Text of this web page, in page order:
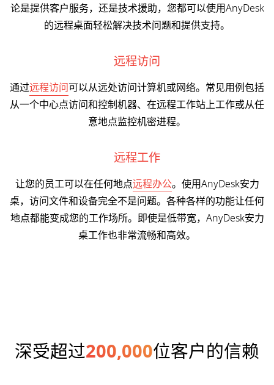
论是提供客户服务，还是技术援助，您都可以使用AnyDesk
的远程桌面轻松解决技术问题和提供支持。
远程访问
通过远程访问可以从远处访问计算机或网络。常见用例包括
从一个中心点访问和控制机器、在远程工作站上工作或从任
意地点监控机密进程。
远程工作
让您的员工可以在任何地点远程办公。使用AnyDesk安力
桌，访问文件和设备完全不是问题。各种各样的功能让任何
地点都能变成您的工作场所。即使是低带宽，AnyDesk安力
桌工作也非常流畅和高效。
深受超过200,000位客户的信赖